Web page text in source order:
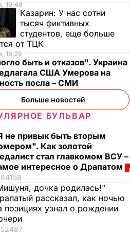
гора
пух,
Три важных шага – и
ваш салат из свеклы
7 августа, 17.29БУЛЬВАР
19.48
Казарин: У нас сотни
тысяч фиктивных
студентов, еще больше
от ТЦК
19.29
быть и отказов". Украина
США Умерова на
посла – СМИ
Больше новостей
БУЛЬВАР
не привык быть вторым
Как золотой
стал главкомом ВСУ –
интересное о Драпатом
64158
дочка родилась!"
рассказал, как ночью
позициях узнал о рождении
52487